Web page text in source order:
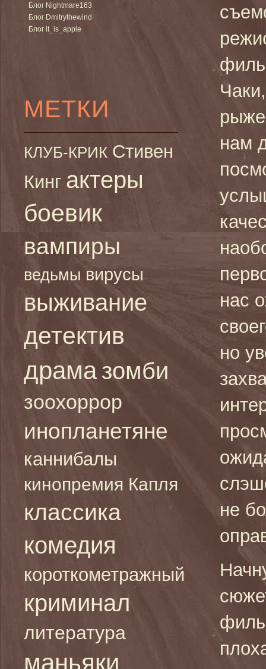
Блог Nightmare163
Блог Dmitrythewind
Блог it_is_apple
МЕТКИ
КЛУБ-КРИК Стивен
Кинг актеры
боевик
вампиры
ведьмы вирусы
выживание
детектив
драма зомби
зоохоррор
инопланетяне
каннибалы
кинопремия Капля
классика
комедия
короткометражный
криминал
литература
маньяки
нам
нас
но
не